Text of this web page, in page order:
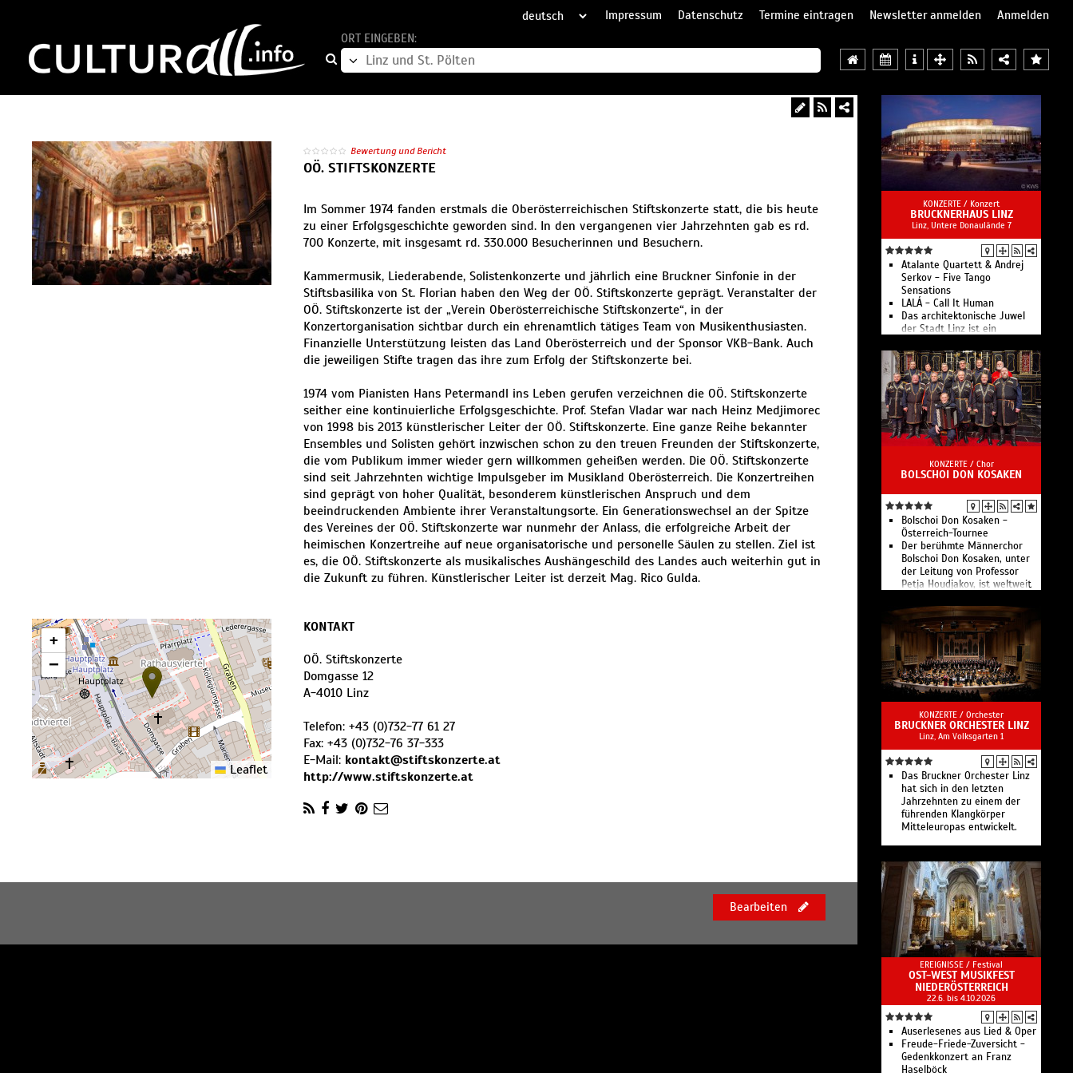
Impressum Datenschutz Termine eintragen Newsletter anmelden
Anmelden
ORT EINGEBEN:
Bewertung und Bericht
OÖ. STIFTSKONZERTE
Im Sommer 1974 fanden erstmals die Oberösterreichischen Stiftskonzerte statt, die bis heute
zu einer Erfolgsgeschichte geworden sind. In den vergangenen vier Jahrzehnten gab es rd.
700 Konzerte, mit insgesamt rd. 330.000 Besucherinnen und Besuchern.
Kammermusik, Liederabende, Solistenkonzerte und jährlich eine Bruckner Sinfonie in der
Stiftsbasilika von St. Florian haben den Weg der OÖ. Stiftskonzerte geprägt. Veranstalter der
OÖ. Stiftskonzerte ist der „Verein Oberösterreichische Stiftskonzerte“, in der
Konzertorganisation sichtbar durch ein ehrenamtlich tätiges Team von Musikenthusiasten.
Finanzielle Unterstützung leisten das Land Oberösterreich und der Sponsor VKB-Bank. Auch
die jeweiligen Stifte tragen das ihre zum Erfolg der Stiftskonzerte bei.
1974 vom Pianisten Hans Petermandl ins Leben gerufen verzeichnen die OÖ. Stiftskonzerte
seither eine kontinuierliche Erfolgsgeschichte. Prof. Stefan Vladar war nach Heinz Medjimorec
von 1998 bis 2013 künstlerischer Leiter der OÖ. Stiftskonzerte. Eine ganze Reihe bekannter
Ensembles und Solisten gehört inzwischen schon zu den treuen Freunden der Stiftskonzerte,
die vom Publikum immer wieder gern willkommen geheißen werden. Die OÖ. Stiftskonzerte
sind seit Jahrzehnten wichtige Impulsgeber im Musikland Oberösterreich. Die Konzertreihen
sind geprägt von hoher Qualität, besonderem künstlerischen Anspruch und dem
beeindruckenden Ambiente ihrer Veranstaltungsorte. Ein Generationswechsel an der Spitze
des Vereines der OÖ. Stiftskonzerte war nunmehr der Anlass, die erfolgreiche Arbeit der
heimischen Konzertreihe auf neue organisatorische und personelle Säulen zu stellen. Ziel ist
es, die OÖ. Stiftskonzerte als musikalisches Aushängeschild des Landes auch weiterhin gut in
die Zukunft zu führen. Künstlerischer Leiter ist derzeit Mag. Rico Gulda.
+
−
Leaflet
KONTAKT
OÖ. Stiftskonzerte
Domgasse 12
A-4010 Linz
Telefon: +43 (0)732-77 61 27
Fax: +43 (0)732-76 37-333
E-Mail: kontakt@stiftskonzerte.at
http://www.stiftskonzerte.at
Bearbeiten
KONZERTE / Konzert
BRUCKNERHAUS LINZ
Linz, Untere Donaulände 7
Atalante Quartett & Andrej
Serkov - Five Tango
Sensations
LALÁ - Call It Human
Das architektonische Juwel
der Stadt Linz ist ein
einzigartiger Akustik.
KONZERTE / Chor
BOLSCHOI DON KOSAKEN
Bolschoi Don Kosaken -
Österreich-Tournee
Der berühmte Männerchor
Bolschoi Don Kosaken, unter
der Leitung von Professor
Petja Houdjakov, ist weltweit
ausschließlich aus
Opernsolisten besteht.
KONZERTE / Orchester
BRUCKNER ORCHESTER LINZ
Linz, Am Volksgarten 1
Das Bruckner Orchester Linz
hat sich in den letzten
Jahrzehnten zu einem der
führenden Klangkörper
Mitteleuropas entwickelt.
EREIGNISSE / Festival
OST-WEST MUSIKFEST
NIEDERÖSTERREICH
22.6. bis 4.10.2026
Auserlesenes aus Lied & Oper
Freude-Friede-Zuversicht -
Gedenkkonzert an Franz
Haselböck